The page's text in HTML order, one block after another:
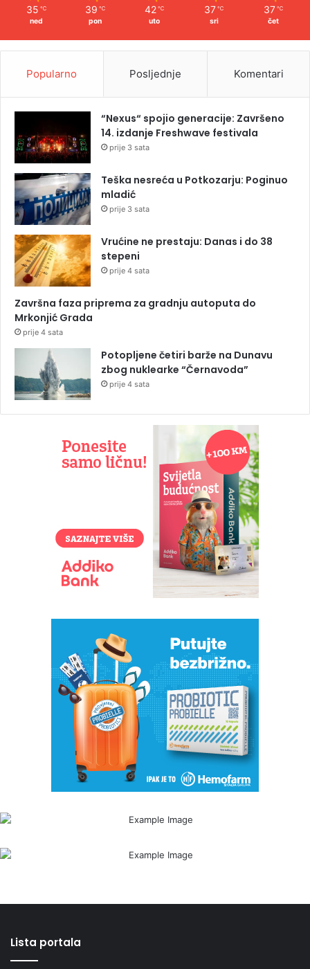
35 ℃
ned
39 ℃
pon
42 ℃
uto
37 ℃
sri
37 ℃
čet
Popularno Posljednje Komentari
“Nexus“ spojio generacije: Završeno
14. izdanje Freshwave festivala
prije 3 sata
Teška nesreća u Potkozarju: Poginuo
mladić
prije 3 sata
Vrućine ne prestaju: Danas i do 38
stepeni
prije 4 sata
Završna faza priprema za gradnju autoputa do
Mrkonjić Grada
prije 4 sata
Potopljene četiri barže na Dunavu
zbog nuklearke “Černavoda”
prije 4 sata
Lista portala